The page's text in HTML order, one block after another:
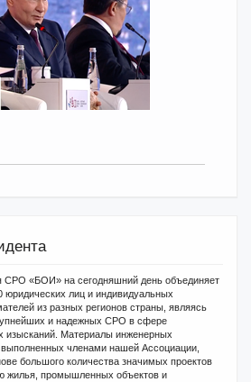
СРО «БОИ» на сегодняшний день объединяет
юридических лиц и индивидуальных
из разных регионов страны, являясь
и надежных СРО в сфере
изысканий. Материалы инженерных
членами нашей Ассоциации,
большого количества значимых проектов
жилья, промышленных объектов и